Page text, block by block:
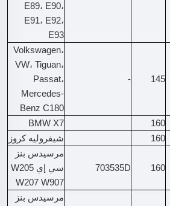
E89، E90،
E91، E92،
E93
145
-
Volkswagen،
VW، Tiguan،
Passat،
Mercedes-
Benz C180
160
BMW X7
160 شيفروليه كروز
160
703535D
مرسيدس بنز
سي إي W205
W207 W907
مرسيدس بنز